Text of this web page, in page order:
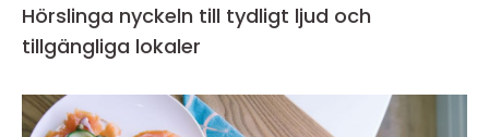
Hörslinga nyckeln till tydligt ljud och
tillgängliga lokaler